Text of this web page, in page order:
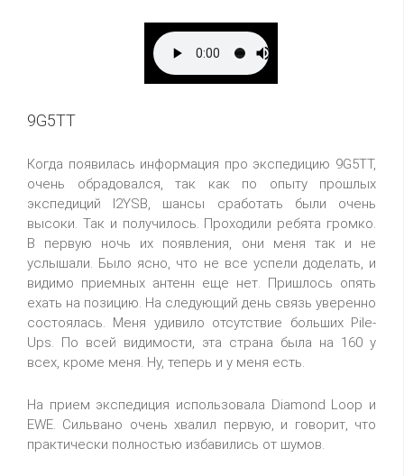
9G5TT
Когда появилась информация про экспедицию 9G5TT,
очень обрадовался, так как по опыту прошлых
экспедиций I2YSB, шансы сработать были очень
высоки. Так и получилось. Проходили ребята громко.
В первую ночь их появления, они меня так и не
услышали. Было ясно, что не все успели доделать, и
видимо приемных антенн еще нет. Пришлось опять
ехать на позицию. На следующий день связь уверенно
состоялась. Меня удивило отсутствие больших Pile-
Ups. По всей видимости, эта страна была на 160 у
всех, кроме меня. Ну, теперь и у меня есть.
На прием экспедиция использовала Diamond Loop и
EWE. Сильвано очень хвалил первую, и говорит, что
практически полностью избавились от шумов.